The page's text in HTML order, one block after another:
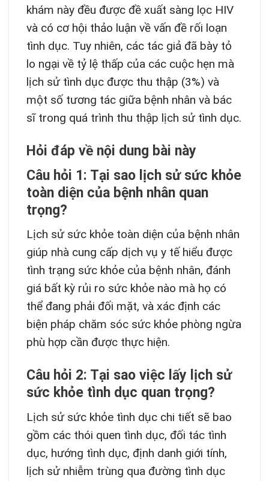
khám này đều được đề xuất sàng lọc HIV
và có cơ hội thảo luận về vấn đề rối loạn
tình dục. Tuy nhiên, các tác giả đã bày tỏ
lo ngại về tỷ lệ thấp của các cuộc hẹn mà
lịch sử tình dục được thu thập (3%) và
một số tương tác giữa bệnh nhân và bác
sĩ trong quá trình thu thập lịch sử tình dục.
Hỏi đáp về nội dung bài này
Câu hỏi 1: Tại sao lịch sử sức khỏe
toàn diện của bệnh nhân quan
trọng?
Lịch sử sức khỏe toàn diện của bệnh nhân
giúp nhà cung cấp dịch vụ y tế hiểu được
tình trạng sức khỏe của bệnh nhân, đánh
giá bất kỳ rủi ro sức khỏe nào mà họ có
thể đang phải đối mặt, và xác định các
biện pháp chăm sóc sức khỏe phòng ngừa
phù hợp cần được thực hiện.
Câu hỏi 2: Tại sao việc lấy lịch sử
sức khỏe tình dục quan trọng?
Lịch sử sức khỏe tình dục chi tiết sẽ bao
gồm các thói quen tình dục, đối tác tình
dục, hướng tình dục, định danh giới tính,
lịch sử nhiễm trùng qua đường tình dục